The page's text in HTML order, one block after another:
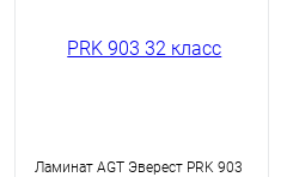
Ламинат AGT Эверест PRK 903